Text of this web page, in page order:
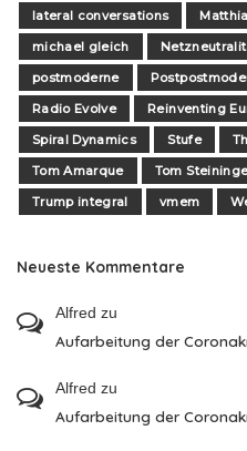
lateral conversations
michael gleich
postmoderne
Radio Evolve
Reinventing
Spiral Dynamics
Stufe
Tom Amarque
Tom
Trump integral
vmem
Neueste Kommentare
Alfred zu
Aufarbeitung der
Alfred zu
Aufarbeitung der